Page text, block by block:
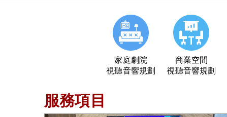
家庭劇院
視聽音響規劃
商業空間
視聽音響規劃
服務項目